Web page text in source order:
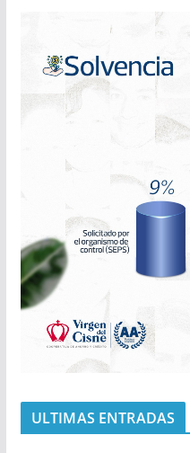
ULTIMAS ENTRADAS